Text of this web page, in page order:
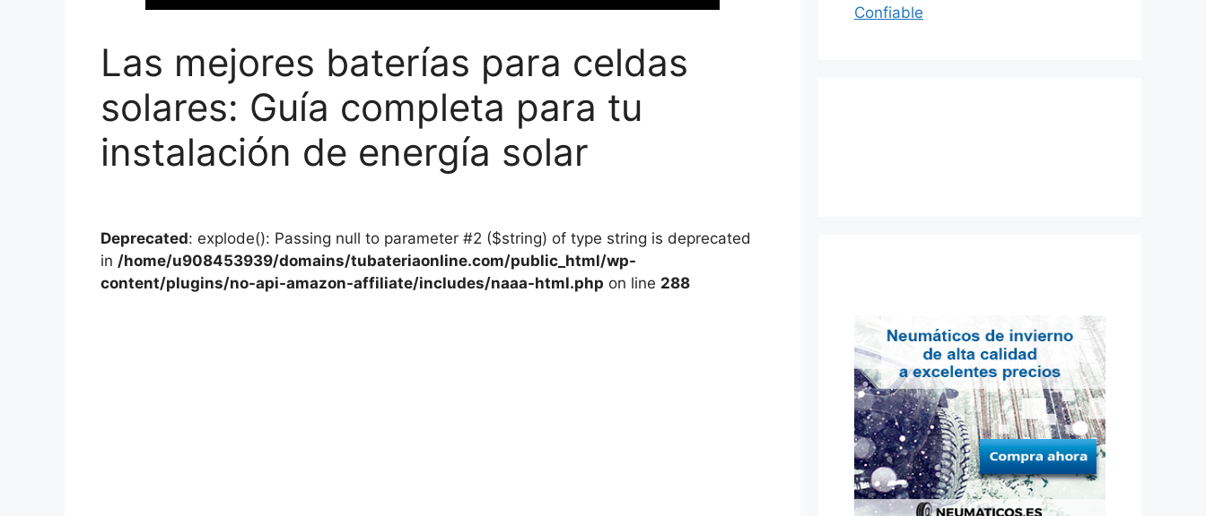
Las mejores baterías para celdas
solares: Guía completa para tu
instalación de energía solar
Deprecated: explode(): Passing null to parameter #2 ($string) of type string is deprecated
in /home/u908453939/domains/tubateriaonline.com/public_html/wp-
content/plugins/no-api-amazon-affiliate/includes/naaa-html.php on line 288
Confiable